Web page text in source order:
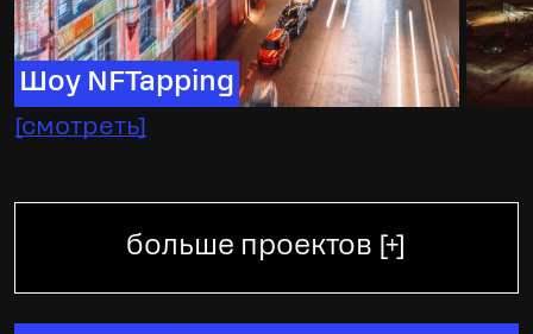
Шоу NFTapping
смотреть]
больше проектов [+]